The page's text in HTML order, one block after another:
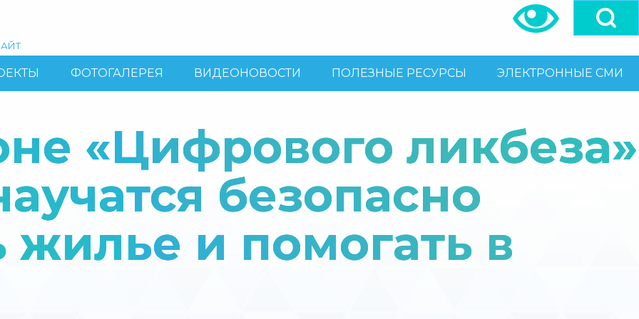
ФОТОГАЛЕРЕЯ ВИДЕОНОВОСТИ ПОЛЕЗНЫЕ РЕСУРСЫ ЭЛЕКТРОННЫЕ СМИ
«Цифрового ликбеза»
безопасно
жилье и помогать в